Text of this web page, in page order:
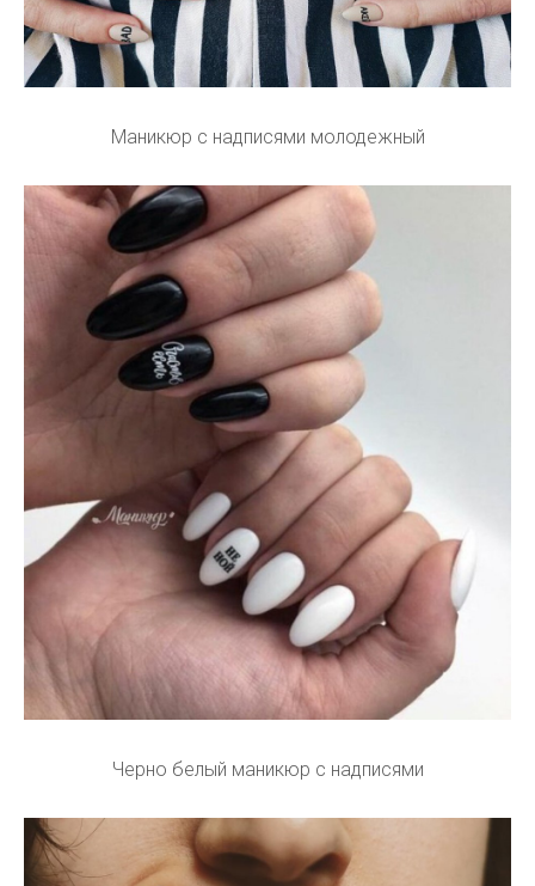
Маникюр с надписями молодежный
Черно белый маникюр с надписями